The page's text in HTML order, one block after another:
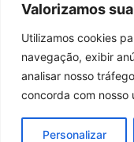
Valorizamos
Utilizamos cookies
navegação, exibir
analisar nosso
concorda com nosso
Personalizar